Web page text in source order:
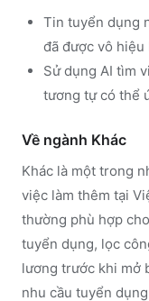
Tin tuyển dụng
đã được vô hiệu
Sử dụng AI tìm
tương tự có thể
Về ngành Khác
Khác là một trong
việc làm thêm tại
thường phù hợp
tuyển dụng, lọc
lương trước khi mở
nhu cầu tuyển